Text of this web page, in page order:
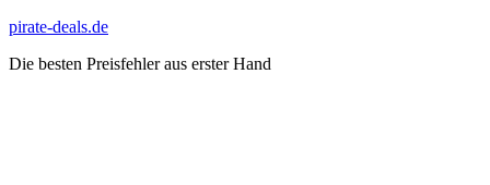
Zum
springen
pirate-deals.de
Die besten Preisfehler aus erster Hand